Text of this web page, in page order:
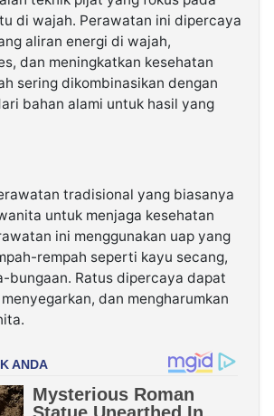
di wajah. Perawatan ini dipercaya
aliran energi di wajah,
dan meningkatkan kesehatan
sering dikombinasikan dengan
bahan alami untuk hasil yang
tradisional yang biasanya
untuk menjaga kesehatan
ini menggunakan uap yang
rempah seperti kayu secang,
bungaan. Ratus dipercaya dapat
dan mengharumkan